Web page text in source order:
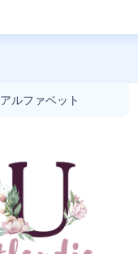
アルファベット